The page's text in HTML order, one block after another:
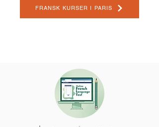
FRANSK KURSER I PARIS